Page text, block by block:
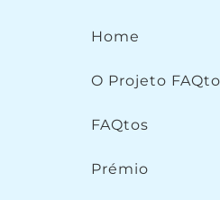
Home
O Projeto
FAQtos
Prémio